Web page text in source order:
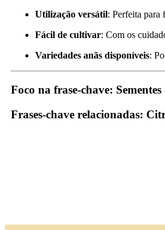
Utilização versátil: Perfeita para
Fácil de cultivar: Com os
Variedades anãs disponíveis:
Foco na frase-chave:
Frases-chave relacionadas: